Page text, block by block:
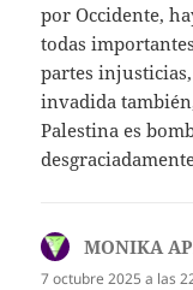
por Occidente,
todas
partes
invadida
Palestina es
MONIKA
7 octubre 2025 a las